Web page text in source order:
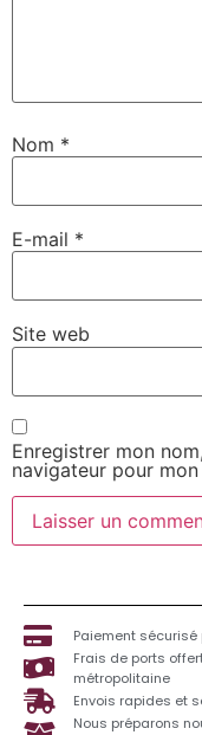
Nom *
E-mail *
Site web
Enregistrer mon
navigateur pour
Paiement sécurisé
Frais de ports
métropolitaine
Envois rapides et
Nous préparons